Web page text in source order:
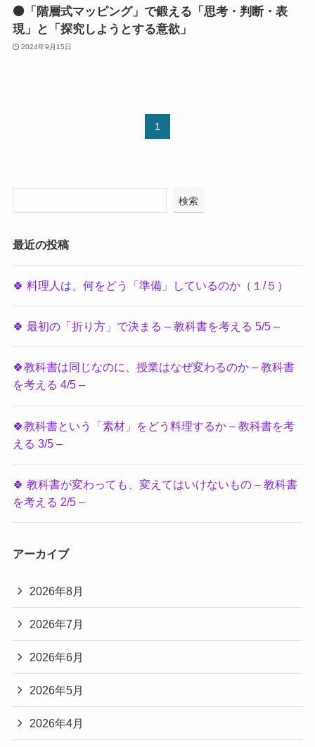
🟠「階層式マッピング」で鍛える「思考・判断・表
現」と「探究しようとする意欲」
2024年9月15日
1
検索
最近の投稿
🍀 料理人は、何をどう「準備」しているのか（１/５）
🍀 最初の「折り方」で決まる – 教科書を考える 5/5 –
🍀教科書は同じなのに、授業はなぜ変わるのか – 教科書
を考える 4/5 –
🍀教科書という「素材」をどう料理するか – 教科書を考
える 3/5 –
🍀 教科書が変わっても、変えてはいけないもの – 教科書
を考える 2/5 –
アーカイブ
2026年8月
2026年7月
2026年6月
2026年5月
2026年4月